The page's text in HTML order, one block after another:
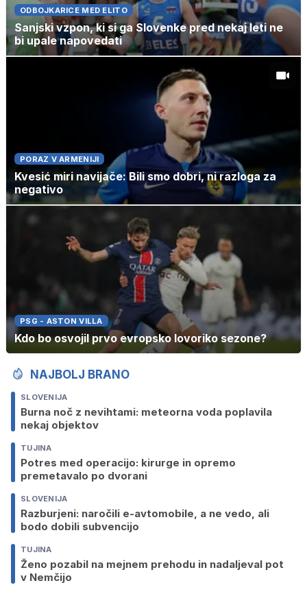
ODBOJKARICE MED ELITO
Sanjski vzpon, ki si ga Slovenke pred nekaj leti ne
bi upale napovedati
PORAZ V ARMENIJI
Kvesić miri navijače: Bili smo dobri, ni razloga za
negativo
PSG - ASTON VILLA
Kdo bo osvojil prvo evropsko lovoriko sezone?
NAJBOLJ BRANO
SLOVENIJA
Burna noč z nevihtami: meteorna voda poplavila
nekaj objektov
TUJINA
Potres med operacijo: kirurge in opremo
premetavalo po dvorani
SLOVENIJA
Razburjeni: naročili e-avtomobile, a ne vedo, ali
bodo dobili subvencijo
TUJINA
Ženo pozabil na mejnem prehodu in nadaljeval pot
v Nemčijo